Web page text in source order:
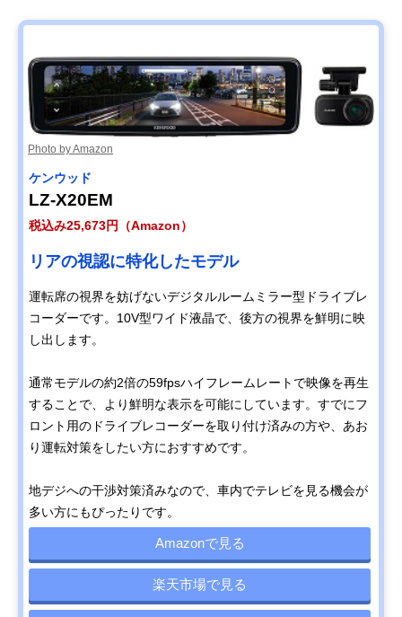
Photo by Amazon
ケンウッド
LZ-X20EM
税込み25,673円（Amazon）
リアの視認に特化したモデル
運転席の視界を妨げないデジタルルームミラー型ドライブレ
コーダーです。10V型ワイド液晶で、後方の視界を鮮明に映
し出します。
通常モデルの約2倍の59fpsハイフレームレートで映像を再生
することで、より鮮明な表示を可能にしています。すでにフ
ロント用のドライブレコーダーを取り付け済みの方や、あお
り運転対策をしたい方におすすめです。
地デジへの干渉対策済みなので、車内でテレビを見る機会が
多い方にもぴったりです。
Amazonで見る
楽天市場で見る